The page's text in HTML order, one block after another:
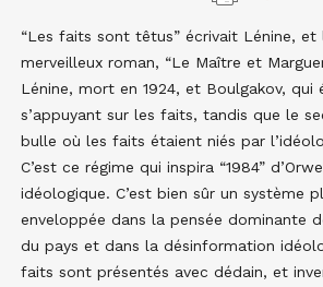
“Les faits sont têtus” écrivait Lénine,
merveilleux roman, “Le Maître et
Lénine, mort en 1924, et Boulgakov,
s’appuyant sur les faits, tandis que le
bulle où les faits étaient niés par
C’est ce régime qui inspira “1984”
idéologique. C’est bien sûr un système
enveloppée dans la pensée dominante
du pays et dans la désinformation
faits sont présentés avec dédain, et